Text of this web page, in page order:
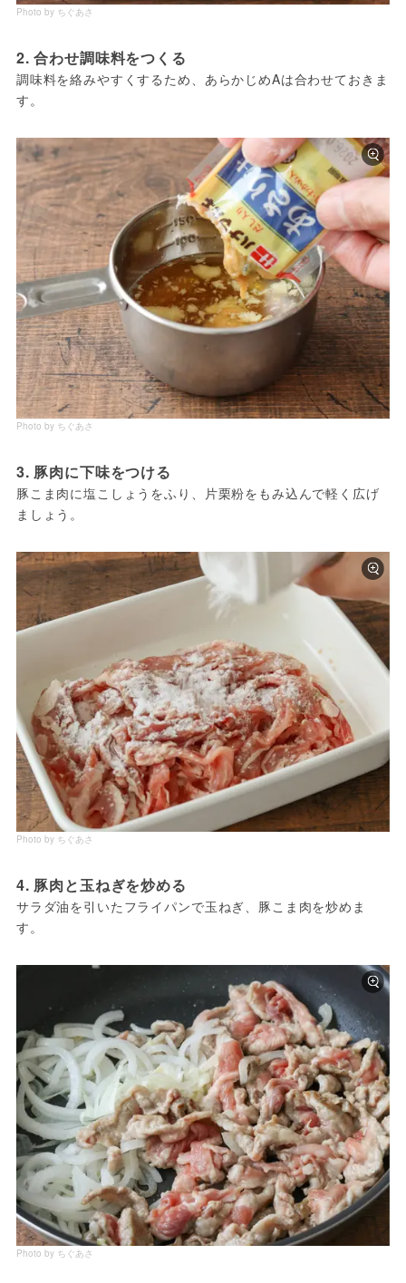
Photo by ちぐあさ
2. 合わせ調味料をつくる
調味料を絡みやすくするため、あらかじめAは合わせておきま
す。
Photo by ちぐあさ
3. 豚肉に下味をつける
豚こま肉に塩こしょうをふり、片栗粉をもみ込んで軽く広げ
ましょう。
Photo by ちぐあさ
4. 豚肉と玉ねぎを炒める
サラダ油を引いたフライパンで玉ねぎ、豚こま肉を炒めま
す。
Photo by ちぐあさ